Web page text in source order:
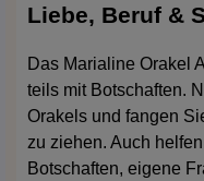
Liebe, Beruf &
Das Marialine Orakel
teils mit Botschaften.
Orakels und fangen
zu ziehen. Auch
Botschaften, eigene